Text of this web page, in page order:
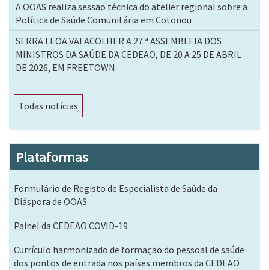
A OOAS realiza sessão técnica do atelier regional sobre a
Política de Saúde Comunitária em Cotonou
SERRA LEOA VAI ACOLHER A 27.ª ASSEMBLEIA DOS
MINISTROS DA SAÚDE DA CEDEAO, DE 20 A 25 DE ABRIL
DE 2026, EM FREETOWN
Todas notícias
Plataformas
Formulário de Registo de Especialista de Saúde da
Diáspora de OOAS
Painel da CEDEAO COVID-19
Currículo harmonizado de formação do pessoal de saúde
dos pontos de entrada nos países membros da CEDEAO